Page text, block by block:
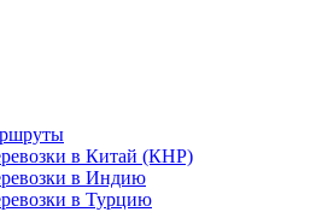
в Китай (КНР)
в Индию
в Турцию